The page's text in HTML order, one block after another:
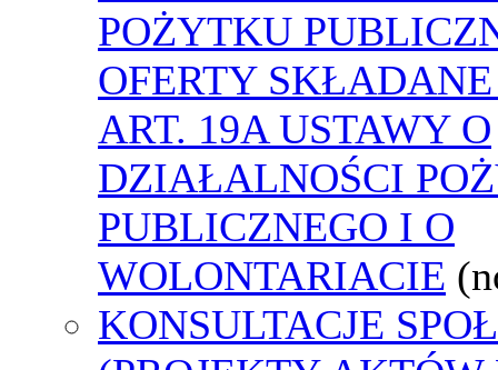
POŻYTKU
OFERTY
ART. 19A USTAWY O
DZIAŁALNOŚCI
PUBLICZNEGO I O
WOLONTARIACIE
KONSULTACJE